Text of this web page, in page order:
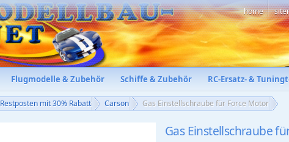
home
Flugmodelle & Zubehör Schiffe & Zubehör RC-Ersatz- &
Restposten mit 30% Rabatt Carson Gas Einstellschraube für Force Motor
Gas Einstellschraube